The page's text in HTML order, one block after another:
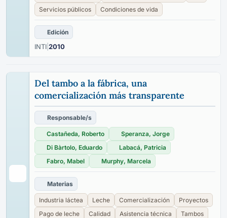
Servicios públicos
Condiciones de vida
Edición
INTI 2010
Del tambo a la fábrica, una
comercialización más transparente
Responsable/s
Castañeda, Roberto
Speranza, Jorge
Di Bàrtolo, Eduardo
Labacá, Patricia
Fabro, Mabel
Murphy, Marcela
Materias
Industria láctea Leche Comercialización
Proyectos
Pago de leche
Calidad Asistencia técnica
Tambos